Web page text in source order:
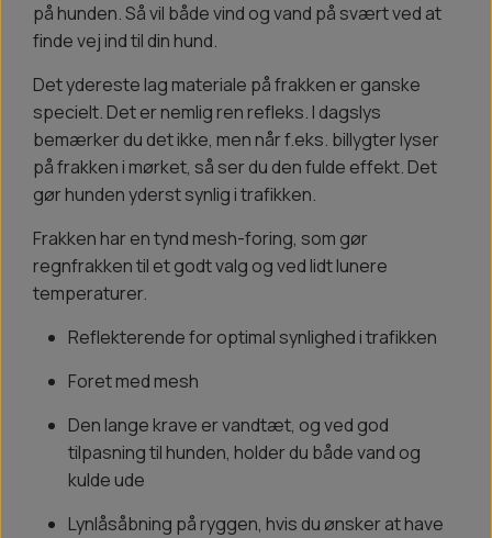
på hunden. Så vil både vind og vand på svært ved at
finde vej ind til din hund.
Det ydereste lag materiale på frakken er ganske
specielt. Det er nemlig ren refleks. I dagslys
bemærker du det ikke, men når f.eks. billygter lyser
på frakken i mørket, så ser du den fulde effekt. Det
gør hunden yderst synlig i trafikken.
Frakken har en tynd mesh-foring, som gør
regnfrakken til et godt valg og ved lidt lunere
temperaturer.
Reflekterende for optimal synlighed i trafikken
Foret med mesh
Den lange krave er vandtæt, og ved god
tilpasning til hunden, holder du både vand og
kulde ude
Lynlåsåbning på ryggen, hvis du ønsker at have